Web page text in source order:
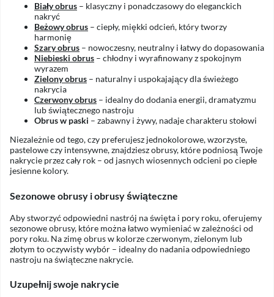
Biały obrus – klasyczny i ponadczasowy do eleganckich
nakryć
Beżowy obrus – ciepły, miękki odcień, który tworzy
harmonię
Szary obrus – nowoczesny, neutralny i łatwy do dopasowania
Niebieski obrus – chłodny i wyrafinowany z spokojnym
wyrazem
Zielony obrus – naturalny i uspokajający dla świeżego
nakrycia
Czerwony obrus – idealny do dodania energii, dramatyzmu
lub świątecznego nastroju
Obrus w paski – zabawny i żywy, nadaje charakteru stołowi
Niezależnie od tego, czy preferujesz jednokolorowe, wzorzyste,
pastelowe czy intensywne, znajdziesz obrusy, które podniosą Twoje
nakrycie przez cały rok – od jasnych wiosennych odcieni po ciepłe
jesienne kolory.
Sezonowe obrusy i obrusy świąteczne
Aby stworzyć odpowiedni nastrój na święta i pory roku, oferujemy
sezonowe obrusy, które można łatwo wymieniać w zależności od
pory roku. Na zimę obrus w kolorze czerwonym, zielonym lub
złotym to oczywisty wybór – idealny do nadania odpowiedniego
nastroju na świąteczne nakrycie.
Uzupełnij swoje nakrycie